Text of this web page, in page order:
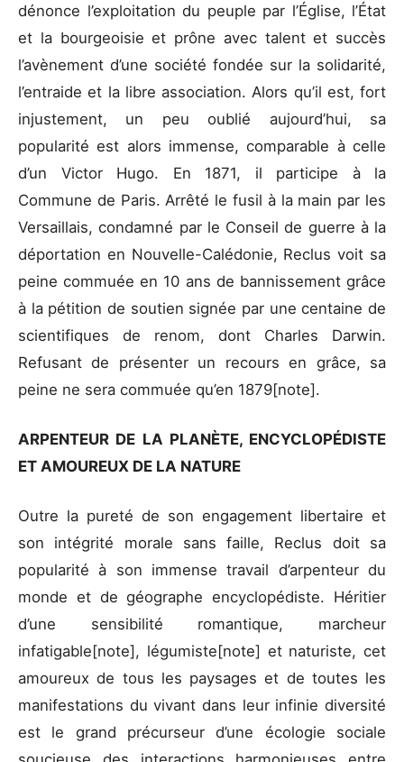
dénonce l’exploitation du peuple par l’Église, l’État
et la bourgeoisie et prône avec talent et succès
l’avènement d’une société fondée sur la solidarité,
l’entraide et la libre association. Alors qu’il est, fort
injustement, un peu oublié aujourd’hui, sa
popularité est alors immense, comparable à celle
d’un Victor Hugo. En 1871, il participe à la
Commune de Paris. Arrêté le fusil à la main par les
Versaillais, condamné par le Conseil de guerre à la
déportation en Nouvelle-Calédonie, Reclus voit sa
peine commuée en 10 ans de bannissement grâce
à la pétition de soutien signée par une centaine de
scientifiques de renom, dont Charles Darwin.
Refusant de présenter un recours en grâce, sa
peine ne sera commuée qu’en 1879[note].
ARPENTEUR DE LA PLANÈTE, ENCYCLOPÉDISTE
ET AMOUREUX DE LA NATURE
Outre la pureté de son engagement libertaire et
son intégrité morale sans faille, Reclus doit sa
popularité à son immense travail d’arpenteur du
monde et de géographe encyclopédiste. Héritier
d’une sensibilité romantique, marcheur
infatigable[note], légumiste[note] et naturiste, cet
amoureux de tous les paysages et de toutes les
manifestations du vivant dans leur infinie diversité
est le grand précurseur d’une écologie sociale